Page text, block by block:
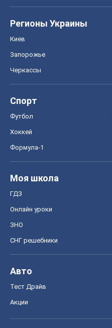
Регионы Украины
Киев
Запорожье
Черкассы
Спорт
Футбол
Хоккей
Формула-1
Моя школа
ГДЗ
Онлайн уроки
ЗНО
СНГ решебники
Авто
Тест Драйв
Акции